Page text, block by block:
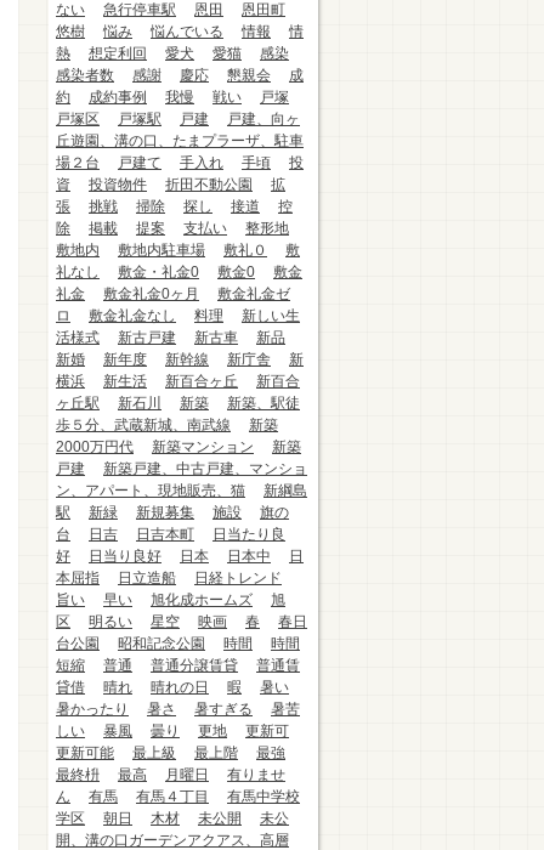
ない
急行停車駅 恩田
恩田町
悠樹
悩み 悩んでいる 情報
情
熱
想定利回 愛犬 愛猫
感染
感染者数
感謝 慶応 懇親会
成
約
成約事例 我慢 戦い
戸塚
戸塚区
戸塚駅 戸建
戸建、向ヶ
丘遊園、溝の口、たまプラーザ、駐車
場２台
戸建て 手入れ 手頃
投
資
投資物件 折田不動公園
拡
張
挑戦 掃除 探し 接道
控
除
掲載 提案 支払い
整形地
敷地内
敷地内駐車場 敷礼０
敷
礼なし
敷金・礼金0 敷金0
敷金
礼金
敷金礼金0ヶ月
敷金礼金ゼ
ロ
敷金礼金なし 料理
新しい生
活様式
新古戸建 新古車
新品
新婚
新年度 新幹線 新庁舎
新
横浜
新生活 新百合ヶ丘
新百合
ヶ丘駅
新石川 新築
新築、駅徒
歩５分、武蔵新城、南武線
新築
2000万円代
新築マンション
新築
戸建
新築戸建、中古戸建、マンショ
ン、アパート、現地販売、猫
新綱島
駅
新緑 新規募集 施設
旗の
台
日吉 日吉本町
日当たり良
好
日当り良好 日本 日本中
日
本屈指
日立造船
日経トレンド
旨い
早い 旭化成ホームズ
旭
区
明るい 星空 映画 春
春日
台公園
昭和記念公園 時間
時間
短縮
普通 普通分譲賃貸
普通賃
貸借
晴れ 晴れの日 暇
暑い
暑かったり
暑さ 暑すぎる
暑苦
しい
暴風 曇り 更地
更新可
更新可能
最上級 最上階
最強
最終枡
最高 月曜日
有りませ
ん
有馬 有馬４丁目
有馬中学校
学区
朝日 木材 未公開
未公
開、溝の口ガーデンアクアス、高層